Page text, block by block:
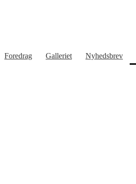
Foredrag Galleriet Nyhedsbrev